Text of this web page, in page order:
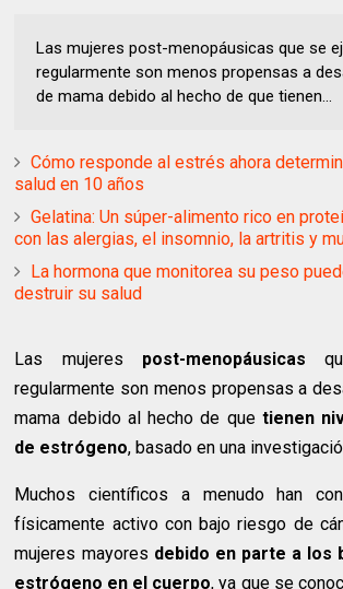
Las mujeres post-menopáusicas que se
regularmente son menos propensas a
de mama debido al hecho de que tienen...
Cómo responde al estrés ahora
salud en 10 años
Gelatina: Un súper-alimento rico en
con las alergias, el insomnio, la artritis y
La hormona que monitorea su peso
destruir su salud
Las mujeres post-menopáusicas
regularmente son menos propensas a
mama debido al hecho de que tienen
de estrógeno, basado en una
Muchos científicos a menudo han
físicamente activo con bajo riesgo de
mujeres mayores debido en parte a los
estrógeno en el cuerpo, ya que se